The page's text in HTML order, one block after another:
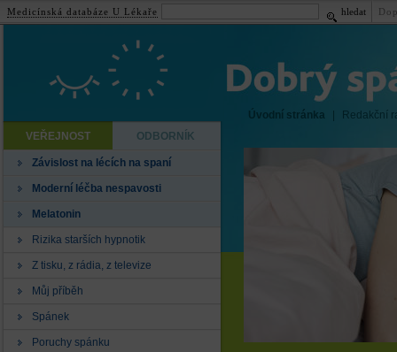
Úvodní stránka
Redakční
VEŘEJNOST
ODBORNÍK
Závislost na lécích na spaní
Moderní léčba nespavosti
Melatonin
Rizika starších hypnotik
Z tisku, z rádia, z televize
Můj příběh
Spánek
Poruchy spánku
Medicínská databáze U Lékaře hledat